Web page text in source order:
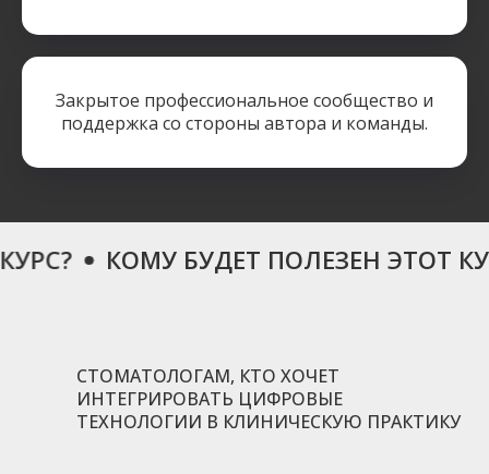
Закрытое профессиональное сообщество и
поддержка со стороны автора и команды.
КОМУ БУДЕТ ПОЛЕЗЕН ЭТОТ
СТОМАТОЛОГАМ, КТО ХОЧЕТ
ИНТЕГРИРОВАТЬ ЦИФРОВЫЕ
ТЕХНОЛОГИИ В КЛИНИЧЕСКУЮ ПРАКТИКУ